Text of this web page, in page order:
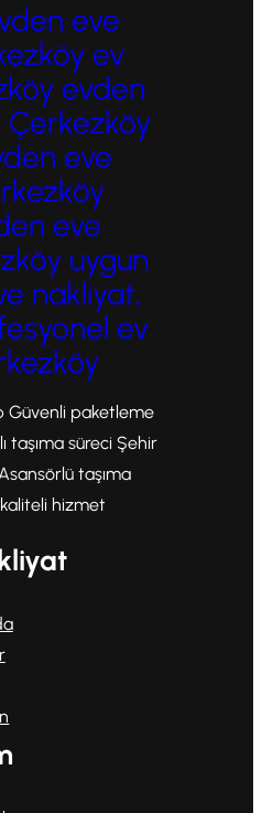
eve
ev
evden
Çerkezköy
eve
eve
uygun
nakliyat,
ev
Güvenli paketleme
taşıma süreci Şehir
taşıma
hizmet